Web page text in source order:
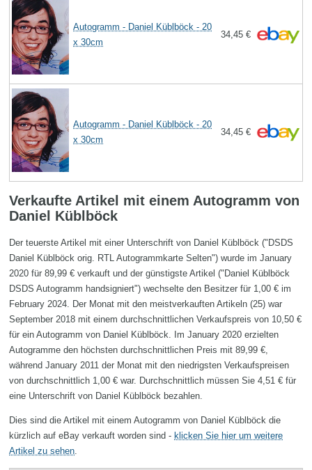
Autogramm - Daniel Küblböck - 20
x 30cm
34,45 €
Autogramm - Daniel Küblböck - 20
x 30cm
34,45 €
Verkaufte Artikel mit einem Autogramm von
Daniel Küblböck
Der teuerste Artikel mit einer Unterschrift von Daniel Küblböck ("DSDS
Daniel Küblböck orig. RTL Autogrammkarte Selten") wurde im January
2020 für 89,99 € verkauft und der günstigste Artikel ("Daniel Küblböck
DSDS Autogramm handsigniert") wechselte den Besitzer für 1,00 € im
February 2024. Der Monat mit den meistverkauften Artikeln (25) war
September 2018 mit einem durchschnittlichen Verkaufspreis von 10,50 €
für ein Autogramm von Daniel Küblböck. Im January 2020 erzielten
Autogramme den höchsten durchschnittlichen Preis mit 89,99 €,
während January 2011 der Monat mit den niedrigsten Verkaufspreisen
von durchschnittlich 1,00 € war. Durchschnittlich müssen Sie 4,51 € für
eine Unterschrift von Daniel Küblböck bezahlen.
Dies sind die Artikel mit einem Autogramm von Daniel Küblböck die
kürzlich auf eBay verkauft worden sind - klicken Sie hier um weitere
Artikel zu sehen